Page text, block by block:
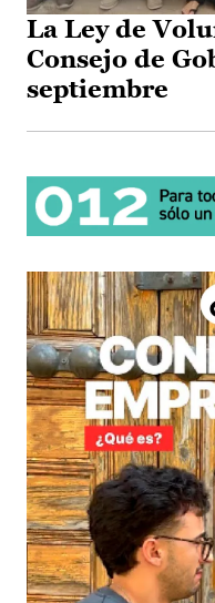
La Ley de
Consejo de
septiembre